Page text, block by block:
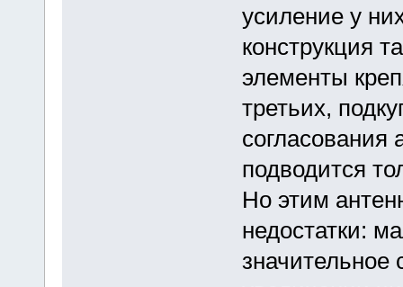
усиление у
конструкция
элементы
третьих,
подводится
Но этим
недостатки:
значительное